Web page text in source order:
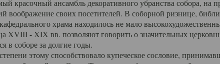
красочный ансамбль декоративного убранства собора, на
воображение своих посетителей. В соборной ризнице,
храма находилось не мало
XVIII - XIX вв. позволяют говорить о значительных
в соборе за долгие годы.
этому способствовало купеческое сословие,